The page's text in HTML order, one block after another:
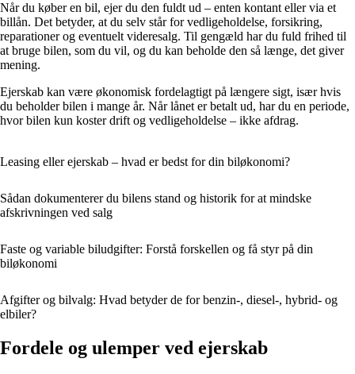
Når du køber en bil, ejer du den fuldt ud – enten kontant eller via et
billån. Det betyder, at du selv står for vedligeholdelse, forsikring,
reparationer og eventuelt videresalg. Til gengæld har du fuld frihed til
at bruge bilen, som du vil, og du kan beholde den så længe, det giver
mening.
Ejerskab kan være økonomisk fordelagtigt på længere sigt, især hvis
du beholder bilen i mange år. Når lånet er betalt ud, har du en periode,
hvor bilen kun koster drift og vedligeholdelse – ikke afdrag.
Leasing eller ejerskab – hvad er bedst for din biløkonomi?
Sådan dokumenterer du bilens stand og historik for at mindske
afskrivningen ved salg
Faste og variable biludgifter: Forstå forskellen og få styr på din
biløkonomi
Afgifter og bilvalg: Hvad betyder de for benzin-, diesel-, hybrid- og
elbiler?
Fordele og ulemper ved ejerskab